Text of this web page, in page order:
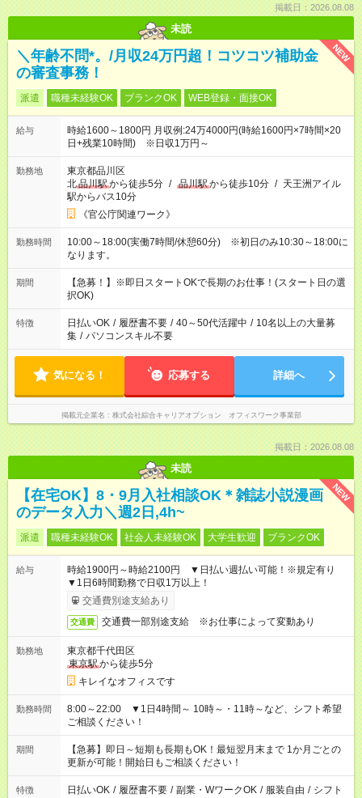
掲載日：2026.08.08
未読
NEW
＼年齢不問*。/月収24万円超！コツコツ補助金
の審査事務！
派遣 職種未経験OK ブランクOK WEB登録・面接OK
給与
時給1600～1800円 月収例:24万4000円(時給1600円×7時間×20
日+残業10時間) ※日収1万円～
勤務地
東京都品川区
北品川駅から徒歩5分 / 品川駅から徒歩10分 / 天王洲アイル
駅からバス10分
《官公庁関連ワーク》
勤務時間
10:00～18:00(実働7時間/休憩60分) ※初日のみ10:30～18:00に
なります。
期間
【急募！】※即日スタートOKで長期のお仕事！(スタート日の選
択OK)
特徴 日払いOK / 履歴書不要 / 40～50代活躍中 / 10名以上の大量募
集 / パソコンスキル不要
気になる！ 応募する 詳細へ
掲載元企業名 株式会社綜合キャリアオプション オフィスワーク事業部
掲載日：2026.08.08
未読
NEW
【在宅OK】8・9月入社相談OK＊雑誌小説漫画
のデータ入力＼週2日,4h~
派遣 職種未経験OK 社会人未経験OK 大学生歓迎 ブランクOK
給与
時給1900円～時給2100円 ▼日払い週払い可能！※規定有り
▼1日6時間勤務で日収1万以上！
交通費別途支給あり
交通費 交通費一部別途支給 ※お仕事によって変動あり
勤務地
東京都千代田区
東京駅から徒歩5分
キレイなオフィスです
勤務時間
8:00～22:00 ▼1日4時間～ 10時～・11時～など、シフト希望
ご相談ください！
期間
【急募】即日～短期も長期もOK！最短翌月末まで 1か月ごとの
更新が可能！開始日もご相談ください！
特徴 日払いOK / 履歴書不要 / 副業・WワークOK / 服装自由 / シフト